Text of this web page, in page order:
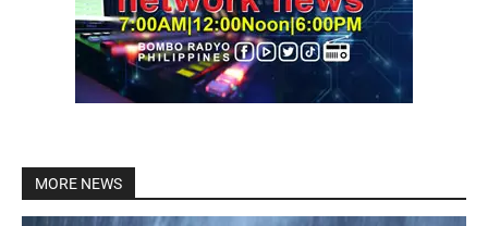
MORE NEWS